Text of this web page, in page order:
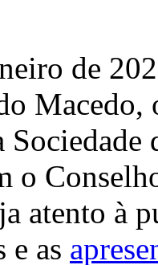
de
Macedo,
o
atento à
e as